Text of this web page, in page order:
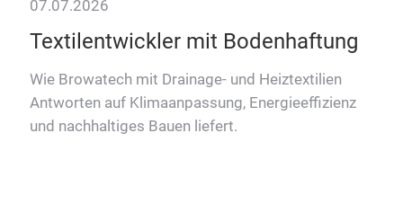
07.07.2026
Textilentwickler mit Bodenhaftung
Wie Browatech mit Drainage- und Heiztextilien
Antworten auf Klimaanpassung, Energieeffizienz
und nachhaltiges Bauen liefert.